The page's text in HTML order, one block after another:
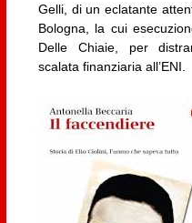
Gelli, di un eclatante
Bologna, la cui
Delle Chiaie, per
scalata finanziaria all’ENI.